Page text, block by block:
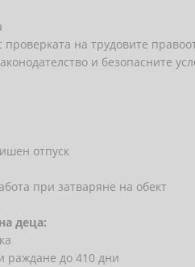
на трудовите
и безопасните
отпуск
при затваряне на обект
деца:
раждане до 410 дни